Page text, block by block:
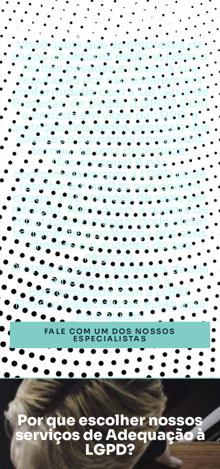
Não deixe para depois, o
tempo está se esgotando!
Atendimento em todo o Brasil!
Você sabia que as empresas de
todos os setores estão sujeitas a
multas pesadas e riscos à sua
reputação por não estarem em
conformidade com a Lei Geral de
Proteção de Dados (LGPD)? Com
a entrada em vigor da LGPD, a
proteção dos dados pessoais dos
clientes e parceiros comerciais
tornou-se uma prioridade.
Não arrisque! A não
conformidade com a LGPD pode
resultar em multas que podem
chegar a 50 milhões de reais por
infração. Além disso, a quebra de
reputação e imagem pode afetar
seriamente a confiança dos seus
clientes e o sucesso do seu
negócio.
Proteja os dados sensíveis da sua
empresa e garanta a
conformidade com a LGPD.
Nossos especialistas estão aqui
para ajudar!
FALE COM UM DOS NOSSOS
ESPECIALISTAS
Por que escolher nossos
serviços de Adequação à
LGPD?